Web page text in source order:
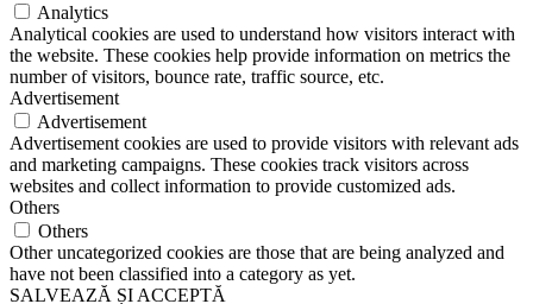
Analytics
Analytical cookies are used to understand how visitors interact with
the website. These cookies help provide information on metrics the
number of visitors, bounce rate, traffic source, etc.
Advertisement
Advertisement
Advertisement cookies are used to provide visitors with relevant ads
and marketing campaigns. These cookies track visitors across
websites and collect information to provide customized ads.
Others
Others
Other uncategorized cookies are those that are being analyzed and
have not been classified into a category as yet.
SALVEAZĂ ȘI ACCEPTĂ